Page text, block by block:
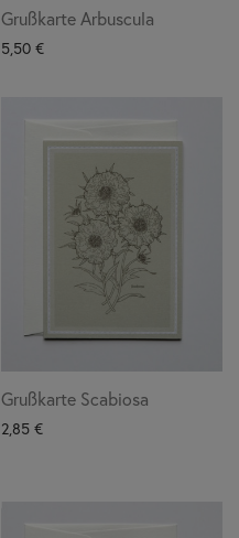
Grußkarte Arbuscula
5,50 €
Grußkarte Scabiosa
2,85 €